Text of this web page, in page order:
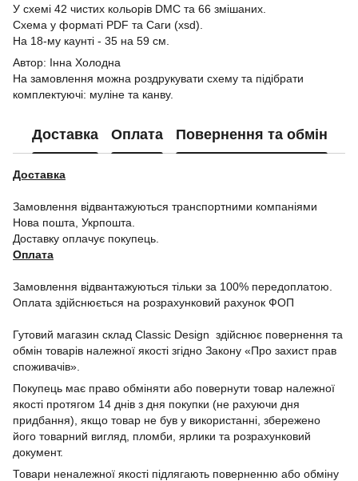
У схемі 42 чистих кольорів DMC та 66 змішаних.
Схема у форматі PDF та Саги (xsd).
На 18-му каунті - 35 на 59 см.
Автор: Інна Холодна
На замовлення можна роздрукувати схему та підібрати
комплектуючі: муліне та канву.
Доставка Оплата Повернення та обмін
Доставка
Замовлення відвантажуються транспортними компаніями
Нова пошта, Укрпошта.
Доставку оплачує покупець.
Оплата
Замовлення відвантажуються тільки за 100% передоплатою.
Оплата здійснюється на розрахунковий рахунок ФОП
Гутовий магазин склад Classic Design здійснює повернення та
обмін товарів належної якості згідно Закону «Про захист прав
споживачів».
Покупець має право обміняти або повернути товар належної
якості протягом 14 днів з дня покупки (не рахуючи дня
придбання), якщо товар не був у використанні, збережено
його товарний вигляд, пломби, ярлики та розрахунковий
документ.
Товари неналежної якості підлягають поверненню або обміну